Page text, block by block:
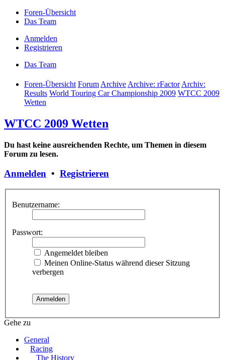
Foren-Übersicht
Das Team
Anmelden
Registrieren
Das Team
Foren-Übersicht ForumArchiveArchive: rFactorArchiv:
Results World Touring Car Championship 2009 WTCC 2009
Wetten
WTCC 2009 Wetten
Du hast keine ausreichenden Rechte, um Themen in diesem
Forum zu lesen.
Anmelden • Registrieren
Benutzername:
Passwort:
Angemeldet bleiben
Meinen Online-Status während dieser Sitzung
verbergen
Gehe zu
General
Racing
The History